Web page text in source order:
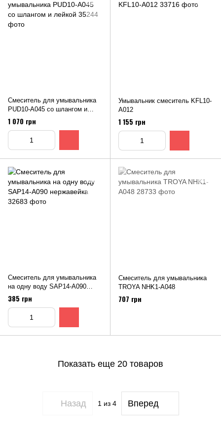
Смеситель для умывальника
PUD10-A045 со шлангом и
лейкой
1 070 грн
Умывальник смеситель KFL10-
A012
1 155 грн
Смеситель для умывальника
на одну воду SAP14-A090
нержавейка
385 грн
Смеситель для умывальника
TROYA NHK1-A048
707 грн
Показать еще 20 товаров
Назад 1из 4 Вперед